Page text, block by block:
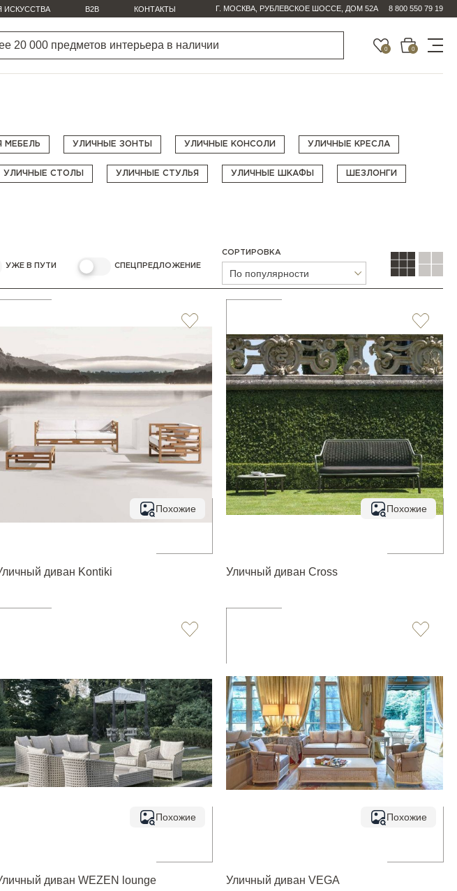
ИСКУССТВА B2B КОНТАКТЫ Г. МОСКВА, РУБЛЕВСКОЕ ШОССЕ, ДОМ 52А 8 800 550 79 19
0 0
МЕБЕЛЬ УЛИЧНЫЕ ЗОНТЫ УЛИЧНЫЕ КОНСОЛИ УЛИЧНЫЕ КРЕСЛА
УЛИЧНЫЕ СТОЛЫ УЛИЧНЫЕ СТУЛЬЯ УЛИЧНЫЕ ШКАФЫ ШЕЗЛОНГИ
УЖЕ В ПУТИ СПЕЦПРЕДЛОЖЕНИЕ
СОРТИРОВКА
По популярности
Похожие
диван Kontiki
Похожие
Уличный диван Cross
Похожие
диван WEZEN lounge
Похожие
Уличный диван VEGA